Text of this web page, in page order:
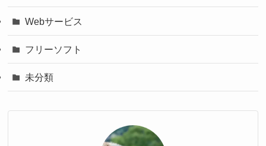
Webサービス
フリーソフト
未分類